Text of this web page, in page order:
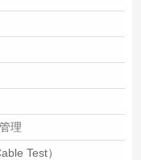
理
Test）